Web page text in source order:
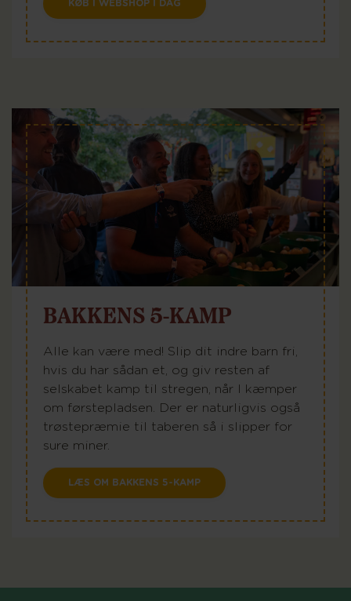
KØB I WEBSHOP I DAG
BAKKENS 5-KAMP
Alle kan være med! Slip dit indre barn fri,
hvis du har sådan et, og giv resten af
selskabet kamp til stregen, når I kæmper
om førstepladsen. Der er naturligvis også
trøstepræmie til taberen så i slipper for
sure miner.
LÆS OM BAKKENS 5-KAMP